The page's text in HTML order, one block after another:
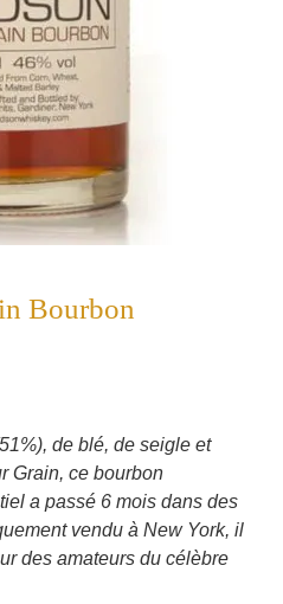
Bourbon
de blé, de seigle et
Grain, ce bourbon
a passé 6 mois dans des
vendu à New York, il
des amateurs du célèbre